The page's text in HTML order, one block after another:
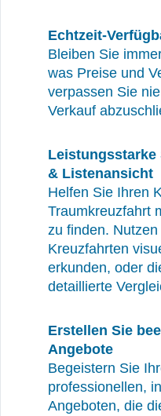
Echtzeit-
Bleiben Sie
was Preise und
verpassen Sie
Verkauf
& Listenansicht
Helfen Sie Ihren
Traumkreuzfahrt
zu finden.
Kreuzfahrten
erkunden, oder
detaillierte
Erstellen Sie
Angebote
Begeistern Sie
professionellen,
Angeboten, die